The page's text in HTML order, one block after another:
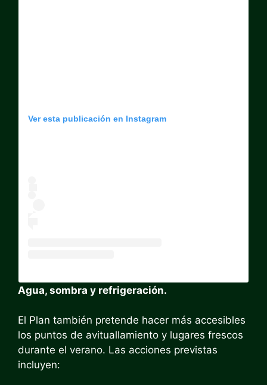
Ver esta publicación en Instagram
Agua, sombra y refrigeración.
El Plan también pretende hacer más accesibles
los puntos de avituallamiento y lugares frescos
durante el verano. Las acciones previstas
incluyen: